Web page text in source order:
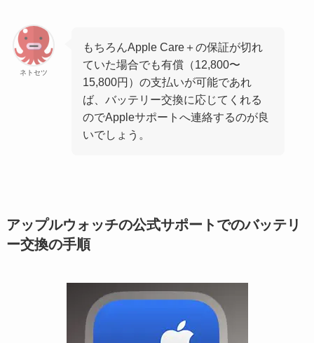
ネトセツ
もちろんApple Care＋の保証が切れ
ていた場合でも有償（12,800〜
15,800円）の支払いが可能であれ
ば、バッテリー交換に応じてくれる
のでAppleサポートへ連絡するのが良
いでしょう。
アップルウォッチの公式サポートでのバッテリ
ー交換の手順